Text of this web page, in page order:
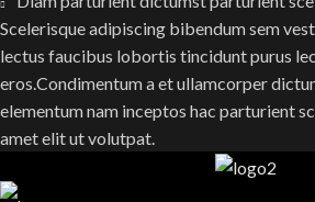
Scelerisque adipiscing bibendum sem
lectus faucibus lobortis tincidunt purus
eros.Condimentum a et ullamcorper
elementum nam inceptos hac parturient
amet elit ut volutpat.